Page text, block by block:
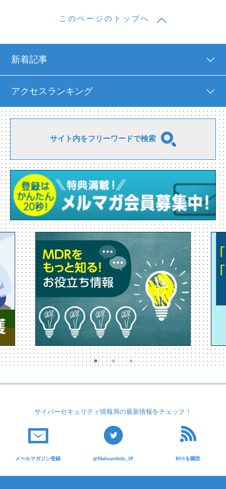
このページのトップへ
新着記事
アクセスランキング
サイト内をフリーワードで検索
サイバーセキュリティ情報局の最新情報をチェック！
メールマガジン登録 @MalwareInfo_JP RSSを購読